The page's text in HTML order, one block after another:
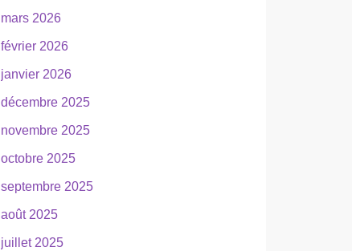
mars 2026
février 2026
janvier 2026
décembre 2025
novembre 2025
octobre 2025
septembre 2025
août 2025
juillet 2025